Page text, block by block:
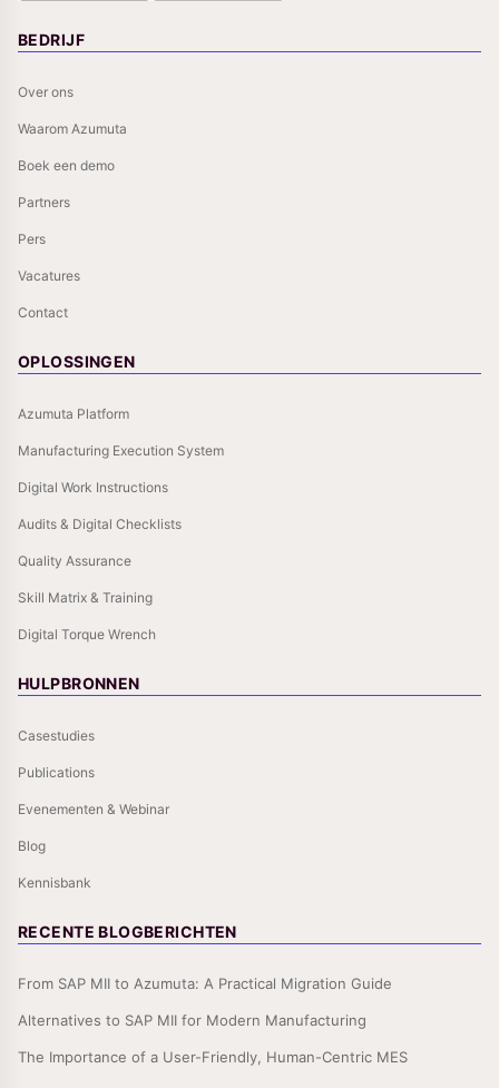
BEDRIJF
Over ons
Waarom Azumuta
Boek een demo
Partners
Pers
Vacatures
Contact
OPLOSSINGEN
Azumuta Platform
Manufacturing Execution System
Digital Work Instructions
Audits & Digital Checklists
Quality Assurance
Skill Matrix & Training
Digital Torque Wrench
HULPBRONNEN
Casestudies
Publications
Evenementen & Webinar
Blog
Kennisbank
RECENTE BLOGBERICHTEN
From SAP MII to Azumuta: A Practical Migration Guide
Alternatives to SAP MII for Modern Manufacturing
The Importance of a User-Friendly, Human-Centric MES